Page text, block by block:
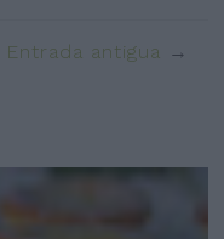
Entrada antigua